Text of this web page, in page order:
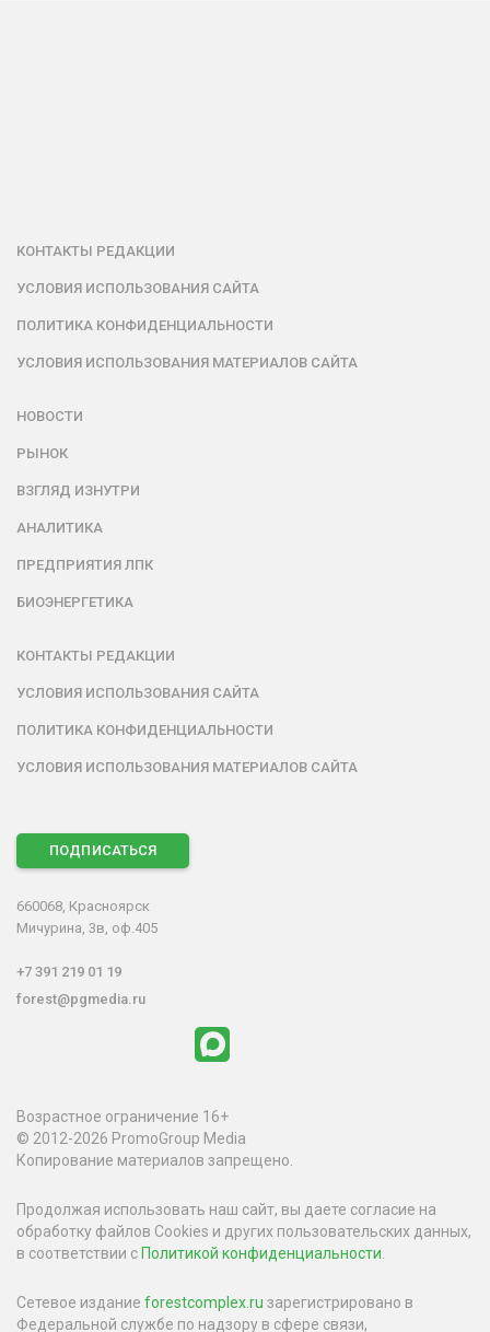
КОНТАКТЫ РЕДАКЦИИ
УСЛОВИЯ ИСПОЛЬЗОВАНИЯ САЙТА
ПОЛИТИКА КОНФИДЕНЦИАЛЬНОСТИ
УСЛОВИЯ ИСПОЛЬЗОВАНИЯ МАТЕРИАЛОВ САЙТА
НОВОСТИ
РЫНОК
ВЗГЛЯД ИЗНУТРИ
АНАЛИТИКА
ПРЕДПРИЯТИЯ ЛПК
БИОЭНЕРГЕТИКА
КОНТАКТЫ РЕДАКЦИИ
УСЛОВИЯ ИСПОЛЬЗОВАНИЯ САЙТА
ПОЛИТИКА КОНФИДЕНЦИАЛЬНОСТИ
УСЛОВИЯ ИСПОЛЬЗОВАНИЯ МАТЕРИАЛОВ САЙТА
ПОДПИСАТЬСЯ
660068, Красноярск
Мичурина, 3в, оф.405
+7 391 219 01 19
forest@pgmedia.ru
Возрастное ограничение 16+
© 2012-2026 PromoGroup Media
Копирование материалов запрещено.
Продолжая использовать наш сайт, вы даете согласие на
обработку файлов Cookies и других пользовательских данных,
в соответствии с Политикой конфиденциальности.
Сетевое издание forestcomplex.ru зарегистрировано в
Федеральной службе по надзору в сфере связи,